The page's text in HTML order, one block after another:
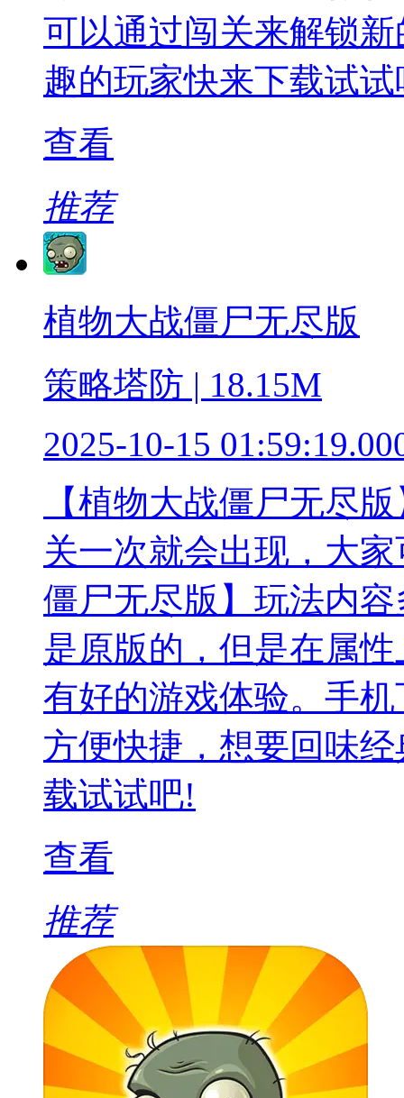
可以通过闯关来解锁
趣的玩家快来下载试试
查看
推荐
植物大战僵尸无尽版
策略塔防 | 18.15M
2025-10-15
【植物大战僵尸无尽
关一次就会出现，大
僵尸无尽版】玩法内
是原版的，但是在属
有好的游戏体验。手
方便快捷，想要回味
载试试吧!
查看
推荐